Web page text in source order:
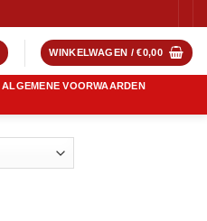
WINKELWAGEN /€0,00
ALGEMENE VOORWAARDEN